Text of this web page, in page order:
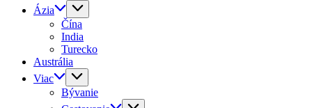
Ázia
Čína
India
Turecko
Austrália
Viac
Bývanie